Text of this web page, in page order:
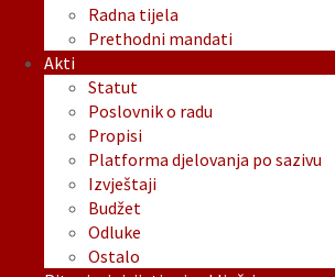
Radna tijela
Prethodni mandati
Akti
Statut
Poslovnik o radu
Propisi
Platforma djelovanja po sazivu
Izvještaji
Budžet
Odluke
Ostalo